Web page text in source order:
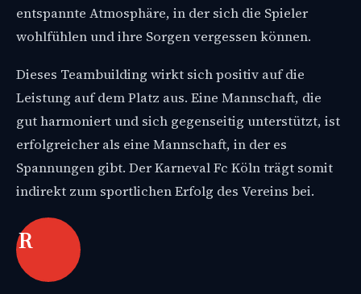
entspannte Atmosphäre, in der sich die Spieler
wohlfühlen und ihre Sorgen vergessen können.
Dieses Teambuilding wirkt sich positiv auf die
Leistung auf dem Platz aus. Eine Mannschaft, die
gut harmoniert und sich gegenseitig unterstützt, ist
erfolgreicher als eine Mannschaft, in der es
Spannungen gibt. Der Karneval Fc Köln trägt somit
indirekt zum sportlichen Erfolg des Vereins bei.
R